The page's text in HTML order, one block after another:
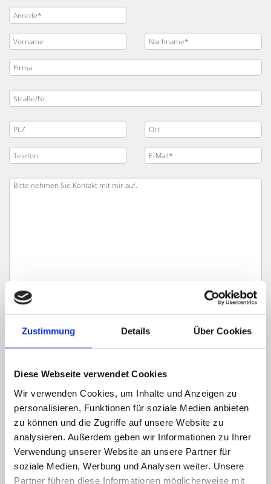
Zustimmung Details Über Cookies
Diese Webseite verwendet Cookies
Wir verwenden Cookies, um Inhalte und Anzeigen zu
personalisieren, Funktionen für soziale Medien anbieten
zu können und die Zugriffe auf unsere Website zu
analysieren. Außerdem geben wir Informationen zu Ihrer
Verwendung unserer Website an unsere Partner für
soziale Medien, Werbung und Analysen weiter. Unsere
Partner führen diese Informationen möglicherweise mit
Ich habe dieDatenschutzerklärungzur Kenntnis genommen. Ich stimme
elektronisch erhoben und gespeichert werden.
Hinweis: Sie können Ihre Einwilligung jederzeit für die Zukunft per E-Mail
an info@hegerich-immobilien.de widerrufen. *
* Pflichtfelder
Absenden